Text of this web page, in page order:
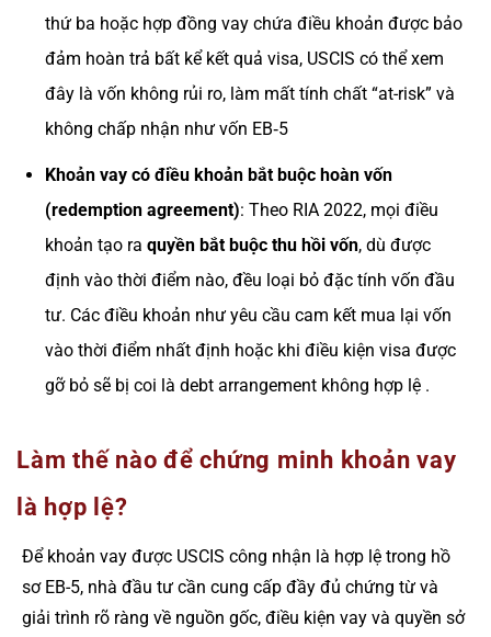
thứ ba hoặc hợp đồng vay chứa điều khoản được bảo
đảm hoàn trả bất kể kết quả visa, USCIS có thể xem
đây là vốn không rủi ro, làm mất tính chất “at-risk” và
không chấp nhận như vốn EB‑5
Khoản vay có điều khoản bắt buộc hoàn vốn
(redemption agreement): Theo RIA 2022, mọi điều
khoản tạo ra quyền bắt buộc thu hồi vốn, dù được
định vào thời điểm nào, đều loại bỏ đặc tính vốn đầu
tư. Các điều khoản như yêu cầu cam kết mua lại vốn
vào thời điểm nhất định hoặc khi điều kiện visa được
gỡ bỏ sẽ bị coi là debt arrangement không hợp lệ .
Làm thế nào để chứng minh khoản vay
là hợp lệ?
Để khoản vay được USCIS công nhận là hợp lệ trong hồ
sơ EB-5, nhà đầu tư cần cung cấp đầy đủ chứng từ và
giải trình rõ ràng về nguồn gốc, điều kiện vay và quyền sở